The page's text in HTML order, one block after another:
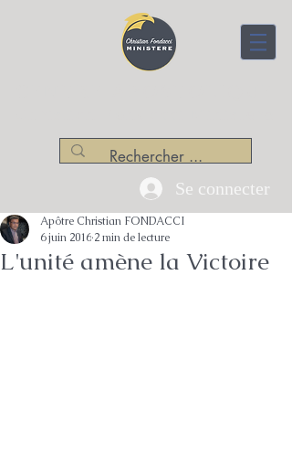
Se connecter
L'unité amène la Victoire
Apôtre Christian FONDACCI
6 juin 2016 2 min de lecture